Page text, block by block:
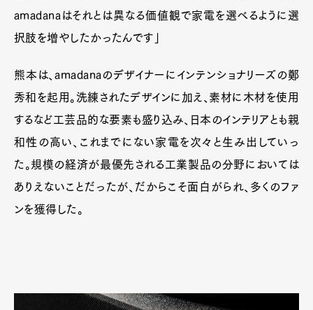
amadanaはそれとは異なる価値観で家電を選べるように選
択肢を増やしたかったんです」
熊本は、amadanaのデザイナーにインテンショナリーズの鄭
秀和を起用。洗練されたデザインに加え、素材に木材を使用
するなど工芸品的な要素も盛り込み、日本のインテリアとも親
和性の高い、これまでにない家電を次々と生み出していっ
た。規模の経済が最優先される工業製品の分野においては
ありえないことだったが、だからこそ面白がられ、多くのファ
ンを獲得した。